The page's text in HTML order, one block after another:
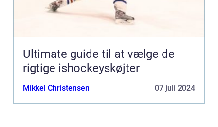
Ultimate guide til at vælge de
rigtige ishockeyskøjter
Mikkel Christensen 07 juli 2024